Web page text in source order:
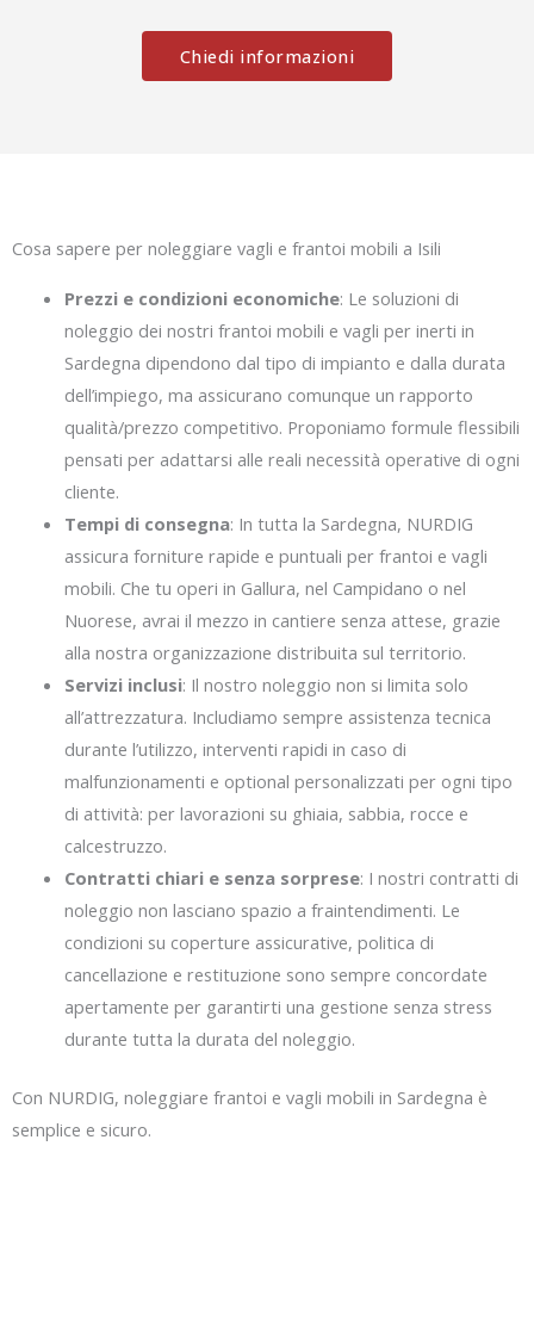
Chiedi informazioni
Cosa sapere per noleggiare vagli e frantoi mobili a Isili
Prezzi e condizioni economiche: Le soluzioni di
noleggio dei nostri frantoi mobili e vagli per inerti in
Sardegna dipendono dal tipo di impianto e dalla durata
dell’impiego, ma assicurano comunque un rapporto
qualità/prezzo competitivo. Proponiamo formule flessibili
pensati per adattarsi alle reali necessità operative di ogni
cliente.
Tempi di consegna: In tutta la Sardegna, NURDIG
assicura forniture rapide e puntuali per frantoi e vagli
mobili. Che tu operi in Gallura, nel Campidano o nel
Nuorese, avrai il mezzo in cantiere senza attese, grazie
alla nostra organizzazione distribuita sul territorio.
Servizi inclusi: Il nostro noleggio non si limita solo
all’attrezzatura. Includiamo sempre assistenza tecnica
durante l’utilizzo, interventi rapidi in caso di
malfunzionamenti e optional personalizzati per ogni tipo
di attività: per lavorazioni su ghiaia, sabbia, rocce e
calcestruzzo.
Contratti chiari e senza sorprese: I nostri contratti di
noleggio non lasciano spazio a fraintendimenti. Le
condizioni su coperture assicurative, politica di
cancellazione e restituzione sono sempre concordate
apertamente per garantirti una gestione senza stress
durante tutta la durata del noleggio.
Con NURDIG, noleggiare frantoi e vagli mobili in Sardegna è
semplice e sicuro.